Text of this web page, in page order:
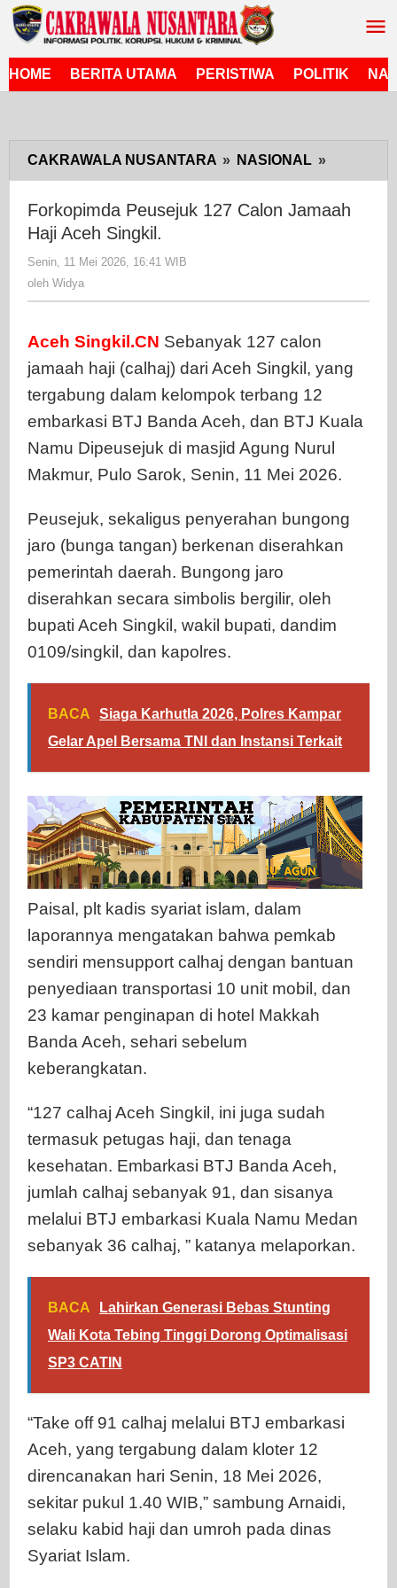
Lewati
ke
HOME
BERITA UTAMA PERISTIWA POLITIK
CAKRAWALA NUSANTARA » NASIONAL »
Peusejuk
127
Forkopimda Peusejuk 127 Calon Jamaah
Haji Aceh Singkil.
Senin, 11 Mei 2026, 16:41 WIB
oleh Widya
Aceh Singkil.CN Sebanyak 127 calon
jamaah haji (calhaj) dari Aceh Singkil, yang
tergabung dalam kelompok terbang 12
embarkasi BTJ Banda Aceh, dan BTJ Kuala
Namu Dipeusejuk di masjid Agung Nurul
Makmur, Pulo Sarok, Senin, 11 Mei 2026.
Peusejuk, sekaligus penyerahan bungong
jaro (bunga tangan) berkenan diserahkan
pemerintah daerah. Bungong jaro
diserahkan secara simbolis bergilir, oleh
bupati Aceh Singkil, wakil bupati, dandim
0109/singkil, dan kapolres.
BACA
Siaga Karhutla 2026, Polres Kampar
Gelar Apel Bersama TNI dan Instansi Terkait
Paisal, plt kadis syariat islam, dalam
laporannya mengatakan bahwa pemkab
sendiri mensupport calhaj dengan bantuan
penyediaan transportasi 10 unit mobil, dan
23 kamar penginapan di hotel Makkah
Banda Aceh, sehari sebelum
keberangkatan.
“127 calhaj Aceh Singkil, ini juga sudah
termasuk petugas haji, dan tenaga
kesehatan. Embarkasi BTJ Banda Aceh,
jumlah calhaj sebanyak 91, dan sisanya
melalui BTJ embarkasi Kuala Namu Medan
sebanyak 36 calhaj, ” katanya melaporkan.
BACA
Lahirkan Generasi Bebas Stunting
Wali Kota Tebing Tinggi Dorong Optimalisasi
SP3 CATIN
“Take off 91 calhaj melalui BTJ embarkasi
Aceh, yang tergabung dalam kloter 12
direncanakan hari Senin, 18 Mei 2026,
sekitar pukul 1.40 WIB,” sambung Arnaidi,
selaku kabid haji dan umroh pada dinas
Syariat Islam.